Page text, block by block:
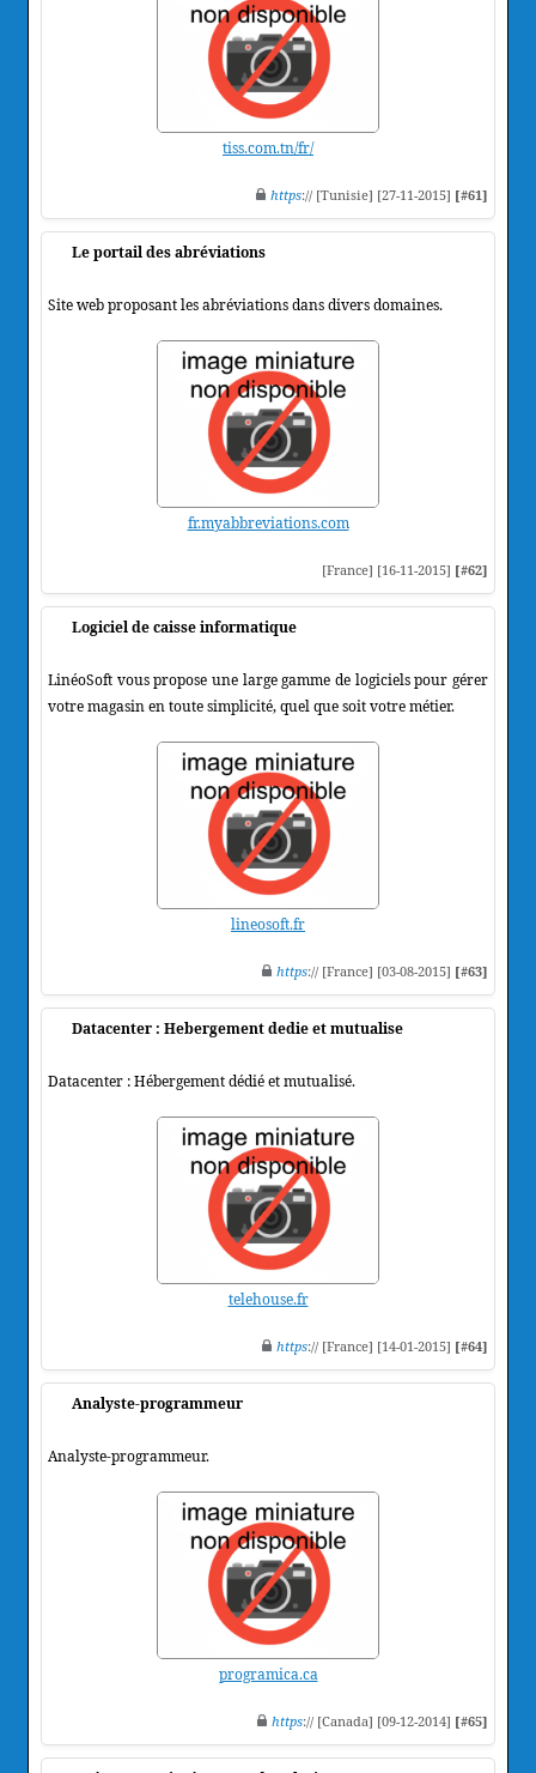
tiss.com.tn/fr/
https:// [Tunisie] [27-11-2015] [#61]
Le portail des abréviations
Site web proposant les abréviations dans divers domaines.
fr.myabbreviations.com
[France] [16-11-2015] [#62]
Logiciel de caisse informatique
LinéoSoft vous propose une large gamme de logiciels pour gérer
votre magasin en toute simplicité, quel que soit votre métier.
lineosoft.fr
https:// [France] [03-08-2015] [#63]
Datacenter : Hebergement dedie et mutualise
Datacenter : Hébergement dédié et mutualisé.
telehouse.fr
https:// [France] [14-01-2015] [#64]
Analyste-programmeur
Analyste-programmeur.
programica.ca
https:// [Canada] [09-12-2014] [#65]